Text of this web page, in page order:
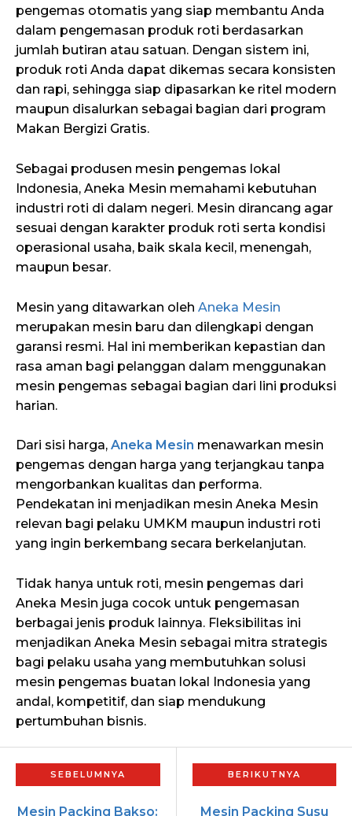
pengemas otomatis yang siap membantu Anda
dalam pengemasan produk roti berdasarkan
jumlah butiran atau satuan. Dengan sistem ini,
produk roti Anda dapat dikemas secara konsisten
dan rapi, sehingga siap dipasarkan ke ritel modern
maupun disalurkan sebagai bagian dari program
Makan Bergizi Gratis.
Sebagai produsen mesin pengemas lokal
Indonesia, Aneka Mesin memahami kebutuhan
industri roti di dalam negeri. Mesin dirancang agar
sesuai dengan karakter produk roti serta kondisi
operasional usaha, baik skala kecil, menengah,
maupun besar.
Mesin yang ditawarkan oleh Aneka Mesin
merupakan mesin baru dan dilengkapi dengan
garansi resmi. Hal ini memberikan kepastian dan
rasa aman bagi pelanggan dalam menggunakan
mesin pengemas sebagai bagian dari lini produksi
harian.
Dari sisi harga, Aneka Mesin menawarkan mesin
pengemas dengan harga yang terjangkau tanpa
mengorbankan kualitas dan performa.
Pendekatan ini menjadikan mesin Aneka Mesin
relevan bagi pelaku UMKM maupun industri roti
yang ingin berkembang secara berkelanjutan.
Tidak hanya untuk roti, mesin pengemas dari
Aneka Mesin juga cocok untuk pengemasan
berbagai jenis produk lainnya. Fleksibilitas ini
menjadikan Aneka Mesin sebagai mitra strategis
bagi pelaku usaha yang membutuhkan solusi
mesin pengemas buatan lokal Indonesia yang
andal, kompetitif, dan siap mendukung
pertumbuhan bisnis.
Mesin Packing Bakso: Mesin Packing Susu